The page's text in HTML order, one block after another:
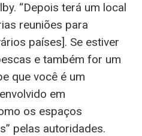
“Depois terá um local
reuniões para
países]. Se estiver
e também for um
que você é um
em
os espaços
pelas autoridades.